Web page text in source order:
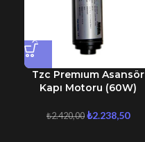
Tzc Premıum Asansör
Kapı Motoru (60W)
₺2.420,00 ₺2.238,50